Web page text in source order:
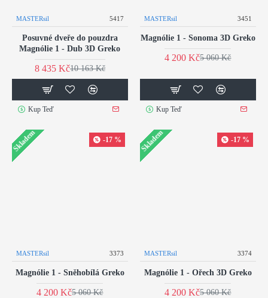
MASTERsil 5417
Posuvné dveře do pouzdra
Magnólie 1 - Dub 3D Greko
8 435 Kč10 163 Kč
Kup Teď
MASTERsil 3451
Magnólie 1 - Sonoma 3D Greko
4 200 Kč5 060 Kč
Kup Teď
Skladem -17 %
MASTERsil 3373
Magnólie 1 - Sněhobílá Greko
4 200 Kč5 060 Kč
Skladem -17 %
MASTERsil 3374
Magnólie 1 - Ořech 3D Greko
4 200 Kč5 060 Kč